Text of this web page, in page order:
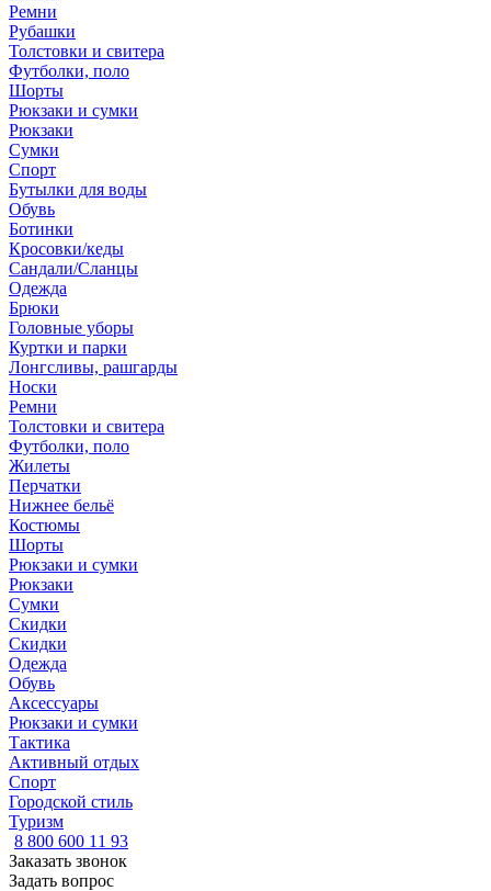
Ремни
Рубашки
Толстовки и свитера
Футболки, поло
Шорты
Рюкзаки и сумки
Рюкзаки
Сумки
Спорт
Бутылки для воды
Обувь
Ботинки
Кросовки/кеды
Сандали/Сланцы
Одежда
Брюки
Головные уборы
Куртки и парки
Лонгсливы, рашгарды
Носки
Ремни
Толстовки и свитера
Футболки, поло
Жилеты
Перчатки
Нижнее бельё
Костюмы
Шорты
Рюкзаки и сумки
Рюкзаки
Сумки
Скидки
Скидки
Одежда
Обувь
Аксессуары
Рюкзаки и сумки
Тактика
Активный отдых
Спорт
Городской стиль
Туризм
8 800 600 11 93
Заказать звонок
Задать вопрос